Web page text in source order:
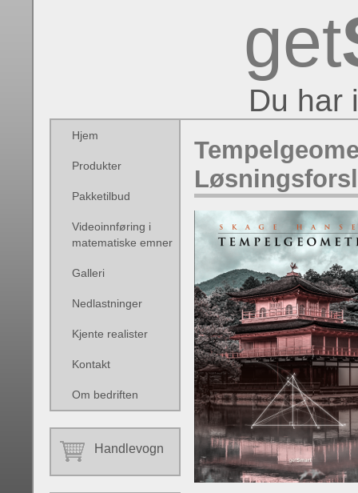
get
Du har
Hjem
Produkter
Pakketilbud
Videoinnføring i
matematiske emner
Galleri
Nedlastninger
Kjente realister
Kontakt
Om bedriften
Handlevogn